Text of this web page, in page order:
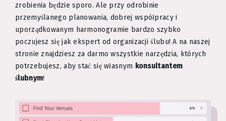
zrobienia będzie sporo. Ale przy odrobinie
przemyślanego planowania, dobrej współpracy i
uporządkowanym harmonogramie bardzo szybko
poczujesz się jak ekspert od organizacji ślubu! A na naszej
stronie znajdziesz za darmo wszystkie narzędzia, których
potrzebujesz, aby stać się własnym konsultantem
ślubnym!